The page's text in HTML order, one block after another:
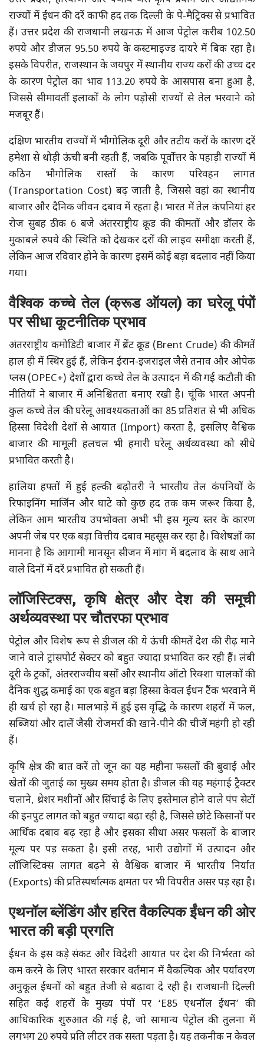
राज्यों में ईंधन की दरें काफी हद तक दिल्ली के पे-मैट्रिक्स से प्रभावित
हैं। उत्तर प्रदेश की राजधानी लखनऊ में आज पेट्रोल करीब 102.50
रुपये और डीजल 95.50 रुपये के कस्टमाइज्ड दायरे में बिक रहा है।
इसके विपरीत, राजस्थान के जयपुर में स्थानीय राज्य करों की उच्च दर
के कारण पेट्रोल का भाव 113.20 रुपये के आसपास बना हुआ है,
जिससे सीमावर्ती इलाकों के लोग पड़ोसी राज्यों से तेल भरवाने को
मजबूर हैं।
दक्षिण भारतीय राज्यों में भौगोलिक दूरी और तटीय करों के कारण दरें
हमेशा से थोड़ी ऊंची बनी रहती हैं, जबकि पूर्वोत्तर के पहाड़ी राज्यों में
कठिन भौगोलिक रास्तों के कारण परिवहन लागत
(Transportation Cost) बढ़ जाती है, जिससे वहां का स्थानीय
बाजार और दैनिक जीवन दबाव में रहता है। भारत में तेल कंपनियां हर
रोज सुबह ठीक 6 बजे अंतरराष्ट्रीय क्रूड की कीमतों और डॉलर के
मुकाबले रुपये की स्थिति को देखकर दरों की लाइव समीक्षा करती हैं,
लेकिन आज रविवार होने के कारण इसमें कोई बड़ा बदलाव नहीं किया
गया।
वैश्विक कच्चे तेल (क्रूड ऑयल) का घरेलू पंपों
पर सीधा कूटनीतिक प्रभाव
अंतरराष्ट्रीय कमोडिटी बाजार में ब्रेंट क्रूड (Brent Crude) की कीमतें
हाल ही में स्थिर हुई हैं, लेकिन ईरान-इजराइल जैसे तनाव और ओपेक
प्लस (OPEC+) देशों द्वारा कच्चे तेल के उत्पादन में की गई कटौती की
नीतियों ने बाजार में अनिश्चितता बनाए रखी है। चूंकि भारत अपनी
कुल कच्चे तेल की घरेलू आवश्यकताओं का 85 प्रतिशत से भी अधिक
हिस्सा विदेशी देशों से आयात (Import) करता है, इसलिए वैश्विक
बाजार की मामूली हलचल भी हमारी घरेलू अर्थव्यवस्था को सीधे
प्रभावित करती है।
हालिया हफ्तों में हुई हल्की बढ़ोतरी ने भारतीय तेल कंपनियों के
रिफाइनिंग मार्जिन और घाटे को कुछ हद तक कम जरूर किया है,
लेकिन आम भारतीय उपभोक्ता अभी भी इस मूल्य स्तर के कारण
अपनी जेब पर एक बड़ा वित्तीय दबाव महसूस कर रहा है। विशेषज्ञों का
मानना है कि आगामी मानसून सीजन में मांग में बदलाव के साथ आने
वाले दिनों में दरें प्रभावित हो सकती हैं।
लॉजिस्टिक्स, कृषि क्षेत्र और देश की समूची
अर्थव्यवस्था पर चौतरफा प्रभाव
पेट्रोल और विशेष रूप से डीजल की ये ऊंची कीमतें देश की रीढ़ माने
जाने वाले ट्रांसपोर्ट सेक्टर को बहुत ज्यादा प्रभावित कर रही हैं। लंबी
दूरी के ट्रकों, अंतरराज्यीय बसों और स्थानीय ऑटो रिक्शा चालकों की
दैनिक शुद्ध कमाई का एक बहुत बड़ा हिस्सा केवल ईंधन टैंक भरवाने में
ही खर्च हो रहा है। मालभाड़े में हुई इस वृद्धि के कारण शहरों में फल,
सब्जियां और दालें जैसी रोजमर्रा की खाने-पीने की चीजें महंगी हो रही
हैं।
कृषि क्षेत्र की बात करें तो जून का यह महीना फसलों की बुवाई और
खेतों की जुताई का मुख्य समय होता है। डीजल की यह महंगाई ट्रैक्टर
चलाने, थ्रेशर मशीनों और सिंचाई के लिए इस्तेमाल होने वाले पंप सेटों
की इनपुट लागत को बहुत ज्यादा बढ़ा रही है, जिससे छोटे किसानों पर
आर्थिक दबाव बढ़ रहा है और इसका सीधा असर फसलों के बाजार
मूल्य पर पड़ सकता है। इसी तरह, भारी उद्योगों में उत्पादन और
लॉजिस्टिक्स लागत बढ़ने से वैश्विक बाजार में भारतीय निर्यात
(Exports) की प्रतिस्पर्धात्मक क्षमता पर भी विपरीत असर पड़ रहा है।
एथनॉल ब्लेंडिंग और हरित वैकल्पिक ईंधन की ओर
भारत की बड़ी प्रगति
ईंधन के इस कड़े संकट और विदेशी आयात पर देश की निर्भरता को
कम करने के लिए भारत सरकार वर्तमान में वैकल्पिक और पर्यावरण
अनुकूल ईंधनों को बहुत तेजी से बढ़ावा दे रही है। राजधानी दिल्ली
सहित कई शहरों के मुख्य पंपों पर ‘E85 एथनॉल ईंधन’ की
आधिकारिक शुरुआत की गई है, जो सामान्य पेट्रोल की तुलना में
लगभग 20 रुपये प्रति लीटर तक सस्ता पड़ता है। यह तकनीक न केवल